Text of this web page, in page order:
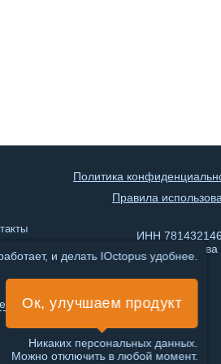
сервер
на
Политика
Правила
ИНН
ИП Чеботарева
и делать IOctopus удобнее.
Ок, улучшаем продукт
Никаких персональных данных.
Можно отключить в любой момент.